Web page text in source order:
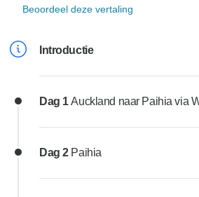
Beoordeel deze vertaling
Introductie
Dag 1Auckland naar Paihia via
Dag 2 Paihia